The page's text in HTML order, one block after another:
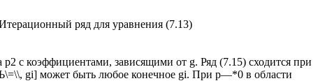
ряд для уравнения (7.13)
с коэффициентами, зависящими от g. Ряд (7.15) сходится при
gi] может быть любое конечное gi. При р—*0 в области